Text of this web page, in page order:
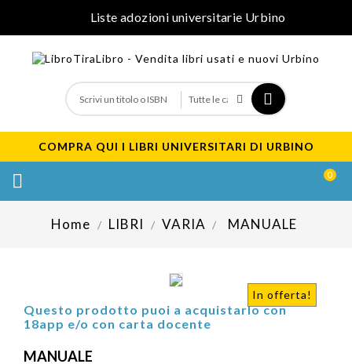
Liste adozioni universitarie Urbino
COMPRA QUI I LIBRI UNIVERSITARI DI URBINO
 0
Home LIBRI VARIA MANUALE
In offerta!
Questo prodotto puoi a acquistarlo con
18app e/o con carta docente
MANUALE